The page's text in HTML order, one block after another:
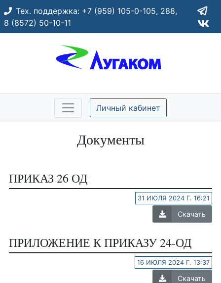
Тех. поддержка: +7 (959) 105-0-105, 288,
8 (8572) 50-10-11
Личный кабинет
Документы
ПРИКАЗ 26 ОД
31 ИЮЛЯ 2024 Г. 16:21
Скачать
ПРИЛОЖЕНИЕ К ПРИКАЗУ 24-ОД
16 ИЮЛЯ 2024 Г. 13:37
Скачать